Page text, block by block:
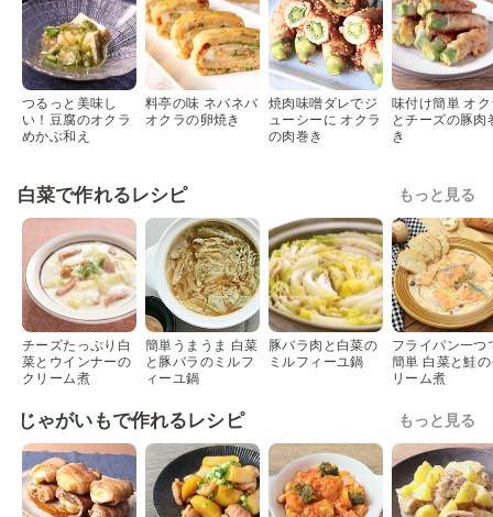
つるっと美味し
い！豆腐のオクラ
めかぶ和え
料亭の味 ネバネバ
オクラの卵焼き
焼肉味噌ダレでジ
ューシーに オクラ
の肉巻き
味付け簡単 オ
とチーズの豚肉
き
白菜で作れるレシピ もっと見る
チーズたっぷり白
菜とウインナーの
クリーム煮
簡単うまうま 白菜
と豚バラのミルフ
ィーユ鍋
豚バラ肉と白菜の
ミルフィーユ鍋
フライパン一つ
簡単 白菜と鮭
リーム煮
じゃがいもで作れるレシピ もっと見る